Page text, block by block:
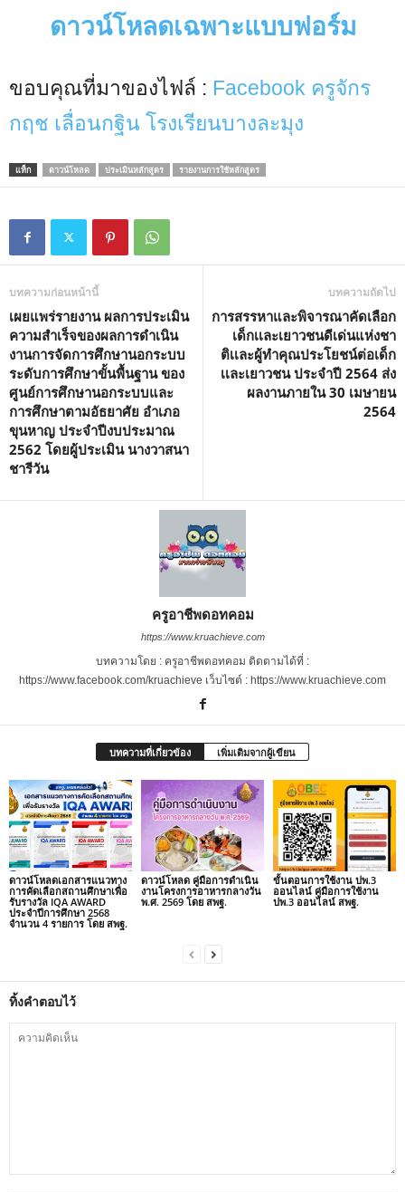
ดาวน์โหลดเฉพาะแบบฟอร์ม
ขอบคุณที่มาของไฟล์ : Facebook ครูจักร
กฤช เลื่อนกฐิน โรงเรียนบางละมุง
แท็ก ดาวน์โหลด ประเมินหลักสูตร รายงานการใช้หลักสูตร
บทความก่อนหน้านี้
เผยแพร่รายงาน ผลการประเมิน
ความสำเร็จของผลการดำเนิน
งานการจัดการศึกษานอกระบบ
ระดับการศึกษาขั้นพื้นฐาน ของ
ศูนย์การศึกษานอกระบบและ
การศึกษาตามอัธยาศัย อำเภอ
ขุนหาญ ประจำปีงบประมาณ
2562 โดยผู้ประเมิน นางวาสนา
ชารีวัน
บทความถัดไป
การสรรหาและพิจารณาคัดเลือก
เด็กเเละเยาวชนดีเด่นแห่งชา
ติเเละผู้ทำคุณประโยชน์ต่อเด็ก
เเละเยาวชน ประจำปี 2564 ส่ง
ผลงานภายใน 30 เมษายน
2564
ครูอาชีพดอทคอม
https://www.kruachieve.com
บทความโดย : ครูอาชีพดอทคอม ติดตามได้ที่ :
https://www.facebook.com/kruachieve เว็บไซต์ : https://www.kruachieve.com
บทความที่เกี่ยวข้อง เพิ่มเติมจากผู้เขียน
ดาวน์โหลดเอกสารแนวทาง
การคัดเลือกสถานศึกษาเพื่อ
รับรางวัล IQA AWARD
ประจำปีการศึกษา 2568
จำนวน 4 รายการ โดย สพฐ.
ดาวน์โหลด คู่มือการดำเนิน
งานโครงการอาหารกลางวัน
พ.ศ. 2569 โดย สพฐ.
ขั้นตอนการใช้งาน ปพ.3
ออนไลน์ คู่มือการใช้งาน
ปพ.3 ออนไลน์ สพฐ.
ทิ้งคำตอบไว้